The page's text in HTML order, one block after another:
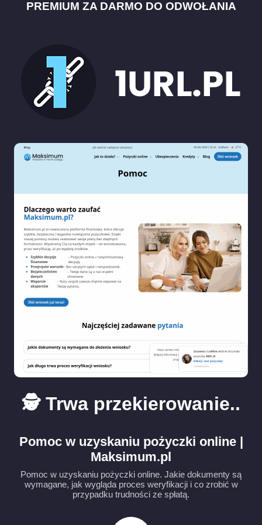
PREMIUM ZA DARMO DO ODWOŁANIA
🕵️ Trwa przekierowanie..
Pomoc w uzyskaniu pożyczki online |
Maksimum.pl
Pomoc w uzyskaniu pożyczki online. Jakie dokumenty są
wymagane, jak wygląda proces weryfikacji i co zrobić w
przypadku trudności ze spłatą.